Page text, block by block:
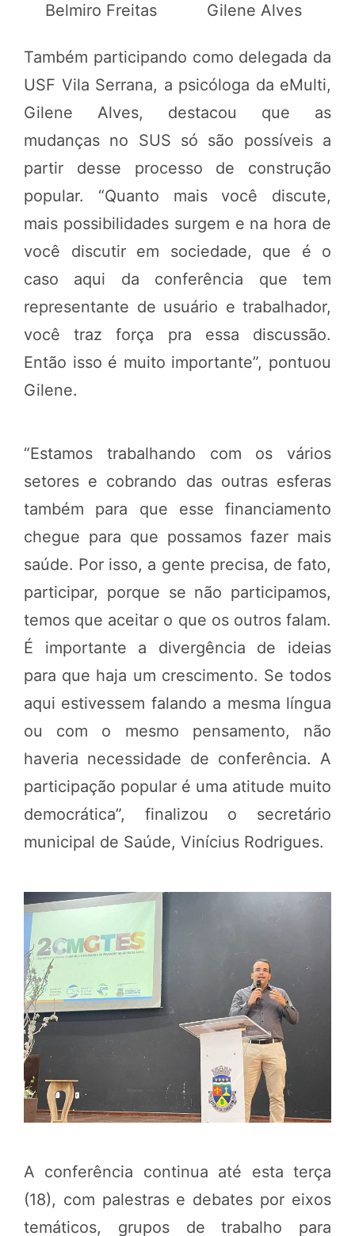
Belmiro Freitas Gilene Alves
Também participando como delegada da
USF Vila Serrana, a psicóloga da eMulti,
Gilene Alves, destacou que as
mudanças no SUS só são possíveis a
partir desse processo de construção
popular. “Quanto mais você discute,
mais possibilidades surgem e na hora de
você discutir em sociedade, que é o
caso aqui da conferência que tem
representante de usuário e trabalhador,
você traz força pra essa discussão.
Então isso é muito importante”, pontuou
Gilene.
“Estamos trabalhando com os vários
setores e cobrando das outras esferas
também para que esse financiamento
chegue para que possamos fazer mais
saúde. Por isso, a gente precisa, de fato,
participar, porque se não participamos,
temos que aceitar o que os outros falam.
É importante a divergência de ideias
para que haja um crescimento. Se todos
aqui estivessem falando a mesma língua
ou com o mesmo pensamento, não
haveria necessidade de conferência. A
participação popular é uma atitude muito
democrática”, finalizou o secretário
municipal de Saúde, Vinícius Rodrigues.
A conferência continua até esta terça
(18), com palestras e debates por eixos
temáticos, grupos de trabalho para